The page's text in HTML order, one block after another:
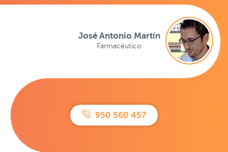
950 560 457
José Antonio Martín
Farmacéutico